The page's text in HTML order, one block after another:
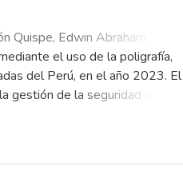
de 08 oficiales del
de responsabilidad en la
la muestra no
una guía de observación y
en la gestión del riesgo
existen ciertos factores
Quispe, Edwin Abraham
el uso de la poligrafía,
del Perú, en el año 2023. El
gestión de la seguridad de la